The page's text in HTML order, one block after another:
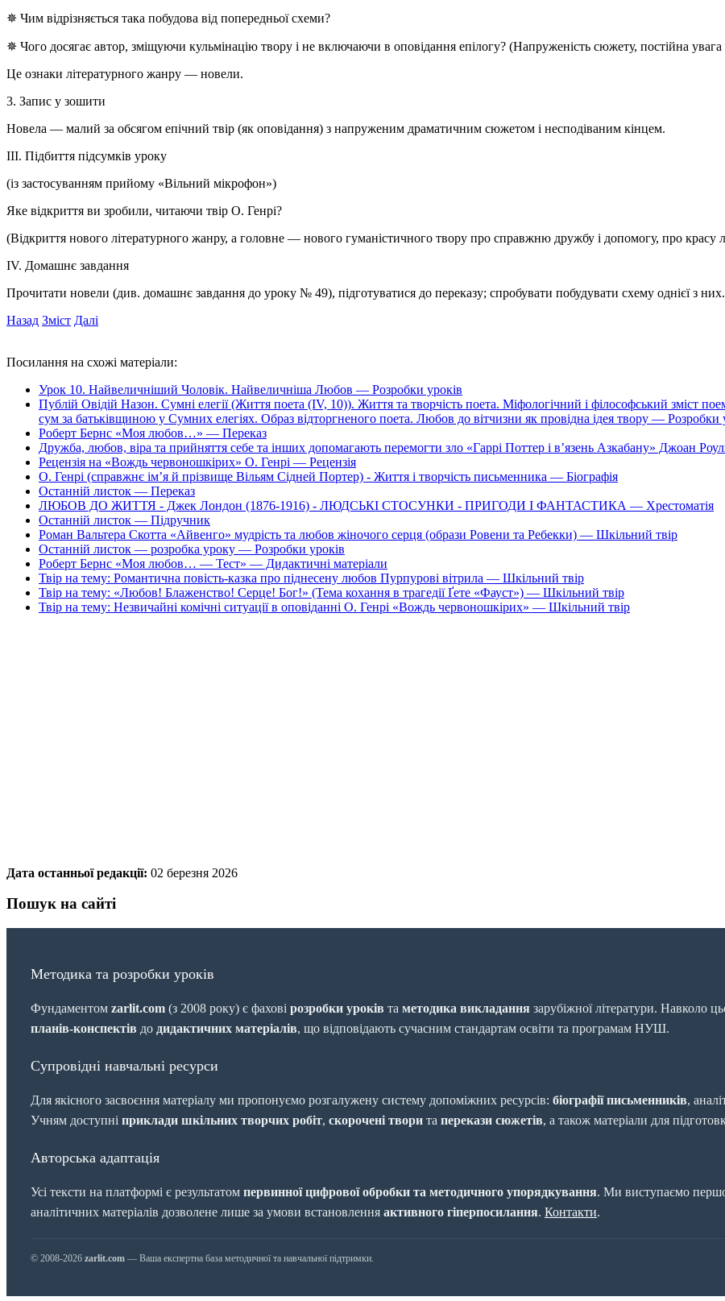
✵ Чим відрізняється така побудова від попередньої схеми?
✵ Чого досягає автор, зміщуючи кульмінацію твору і не включаючи в оповідання епілогу? (Напруженість сюжету, постійна увага
Це ознаки літературного жанру — новели.
3. Запис у зошити
Новела — малий за обсягом епічний твір (як оповідання) з напруженим драматичним сюжетом і несподіваним кінцем.
ІІІ. Підбиття підсумків уроку
(із застосуванням прийому «Вільний мікрофон»)
Яке відкриття ви зробили, читаючи твір О. Генрі?
(Відкриття нового літературного жанру, а головне — нового гуманістичного твору про справжню дружбу і допомогу, про красу
IV. Домашнє завдання
Прочитати новели (див. домашнє завдання до уроку № 49), підготуватися до переказу; спробувати побудувати схему однієї з них.
Назад Зміст Далі
Посилання на схожі матеріали:
Урок 10. Найвеличніший Чоловік. Найвеличніша Любов — Розробки уроків
Публій Овідій Назон. Сумні елегії (Життя поета (IV, 10)). Життя та творчість поета. Міфологічний і філософський зміст
сум за батьківщиною у Сумних елегіях. Образ відторгненого поета. Любов до вітчизни як провідна ідея твору — Розробки
Роберт Бернс «Моя любов…» — Переказ
Дружба, любов, віра та прийняття себе та інших допомагають перемогти зло «Гаррі Поттер і в’язень Азкабану» Джоан
Рецензія на «Вождь червоношкірих» О. Генрі — Рецензія
О. Генрі (справжнє ім’я й прізвище Вільям Сідней Портер) - Життя і творчість письменника — Біографія
Останній листок — Переказ
ЛЮБОВ ДО ЖИТТЯ - Джек Лондон (1876-1916) - ЛЮДСЬКІ СТОСУНКИ - ПРИГОДИ І ФАНТАСТИКА — Хрестоматія
Останній листок — Підручник
Роман Вальтера Скотта «Айвенго» мудрість та любов жіночого серця (образи Ровени та Ребекки) — Шкільний твір
Останній листок — розробка уроку — Розробки уроків
Роберт Бернс «Моя любов… — Тест» — Дидактичні матеріали
Твір на тему: Романтична повість-казка про піднесену любов Пурпурові вітрила — Шкільний твір
Твір на тему: «Любов! Блаженство! Серце! Бог!» (Тема кохання в трагедії Ґете «Фауст») — Шкільний твір
Твір на тему: Незвичайні комічні ситуації в оповіданні О. Генрі «Вождь червоношкірих» — Шкільний твір
Дата останньої редакції: 02 березня 2026
Пошук на сайті
Методика та розробки уроків
Фундаментом zarlit.com (з 2008 року) є фахові розробки уроків та методика викладання зарубіжної літератури. Навколо
планів-конспектів до дидактичних матеріалів, що відповідають сучасним стандартам освіти та програмам НУШ.
Супровідні навчальні ресурси
Для якісного засвоєння матеріалу ми пропонуємо розгалужену систему допоміжних ресурсів: біографії письменників,
Учням доступні приклади шкільних творчих робіт, скорочені твори та перекази сюжетів, а також матеріали для
Авторська адаптація
Усі тексти на платформі є результатом первинної цифрової обробки та методичного упорядкування. Ми виступаємо
аналітичних матеріалів дозволене лише за умови встановлення активного гіперпосилання. Контакти.
© 2008-2026 zarlit.com — Ваша експертна база методичної та навчальної підтримки.